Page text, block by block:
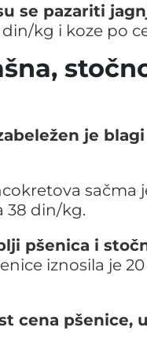
se pazariti
kg i koze po
je
sačma
38 din/kg.
pšenica i
iznosila je
cena pšenice, u